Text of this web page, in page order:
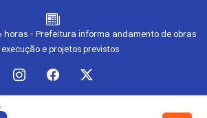
horas - Prefeitura informa andamento de obras
e projetos previstos